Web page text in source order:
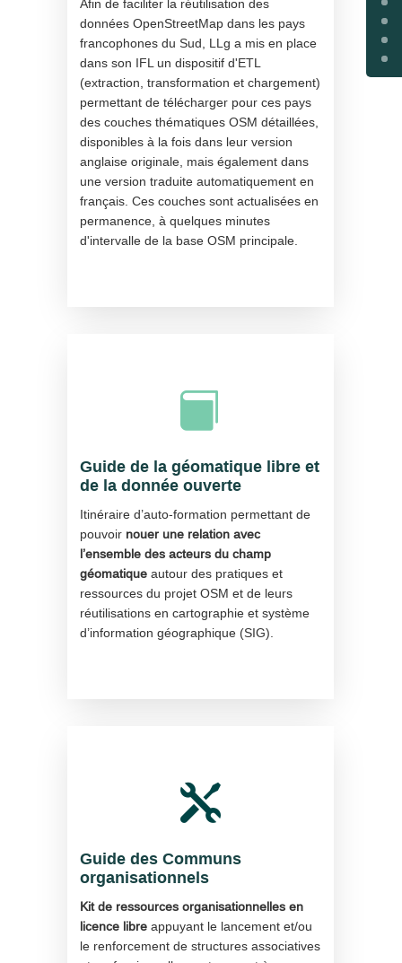
Afin de faciliter la réutilisation des
données OpenStreetMap dans les pays
francophones du Sud, LLg a mis en place
dans son IFL un dispositif d'ETL
(extraction, transformation et chargement)
permettant de télécharger pour ces pays
des couches thématiques OSM détaillées,
disponibles à la fois dans leur version
anglaise originale, mais également dans
une version traduite automatiquement en
français. Ces couches sont actualisées en
permanence, à quelques minutes
d'intervalle de la base OSM principale.

Guide de la géomatique libre et
de la donnée ouverte
Itinéraire d’auto-formation permettant de
pouvoir nouer une relation avec
l’ensemble des acteurs du champ
géomatique autour des pratiques et
ressources du projet OSM et de leurs
réutilisations en cartographie et système
d’information géographique (SIG).

Guide des Communs
organisationnels
Kit de ressources organisationnelles en
licence libre appuyant le lancement et/ou
le renforcement de structures associatives